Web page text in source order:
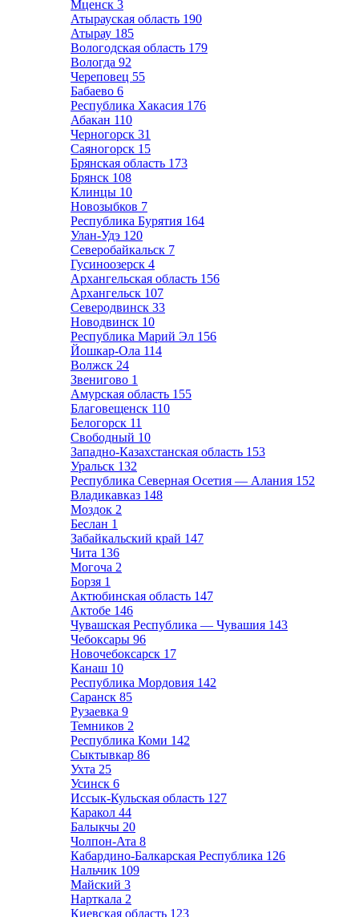
Мценск 3
Атырауская область 190
Атырау 185
Вологодская область 179
Вологда 92
Череповец 55
Бабаево 6
Республика Хакасия 176
Абакан 110
Черногорск 31
Саяногорск 15
Брянская область 173
Брянск 108
Клинцы 10
Новозыбков 7
Республика Бурятия 164
Улан-Удэ 120
Северобайкальск 7
Гусиноозерск 4
Архангельская область 156
Архангельск 107
Северодвинск 33
Новодвинск 10
Республика Марий Эл 156
Йошкар-Ола 114
Волжск 24
Звенигово 1
Амурская область 155
Благовещенск 110
Белогорск 11
Свободный 10
Западно-Казахстанская область 153
Уральск 132
Республика Северная Осетия — Алания 152
Владикавказ 148
Моздок 2
Беслан 1
Забайкальский край 147
Чита 136
Могоча 2
Борзя 1
Актюбинская область 147
Актобе 146
Чувашская Республика — Чувашия 143
Чебоксары 96
Новочебоксарск 17
Канаш 10
Республика Мордовия 142
Саранск 85
Рузаевка 9
Темников 2
Республика Коми 142
Сыктывкар 86
Ухта 25
Усинск 6
Иссык-Кульская область 127
Каракол 44
Балыкчы 20
Чолпон-Ата 8
Кабардино-Балкарская Республика 126
Нальчик 109
Майский 3
Нарткала 2
Киевская область 123